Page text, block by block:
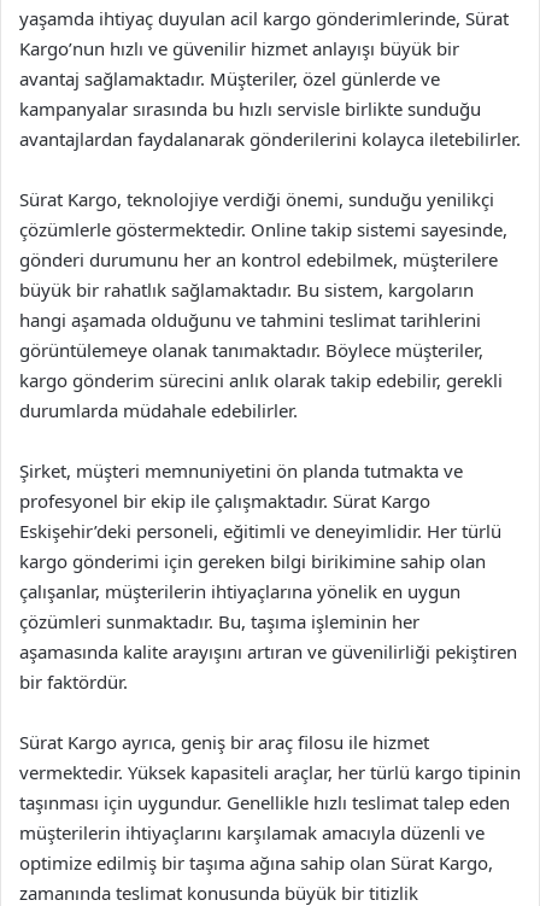
yaşamda ihtiyaç duyulan acil kargo gönderimlerinde, Sürat
Kargo’nun hızlı ve güvenilir hizmet anlayışı büyük bir
avantaj sağlamaktadır. Müşteriler, özel günlerde ve
kampanyalar sırasında bu hızlı servisle birlikte sunduğu
avantajlardan faydalanarak gönderilerini kolayca iletebilirler.
Sürat Kargo, teknolojiye verdiği önemi, sunduğu yenilikçi
çözümlerle göstermektedir. Online takip sistemi sayesinde,
gönderi durumunu her an kontrol edebilmek, müşterilere
büyük bir rahatlık sağlamaktadır. Bu sistem, kargoların
hangi aşamada olduğunu ve tahmini teslimat tarihlerini
görüntülemeye olanak tanımaktadır. Böylece müşteriler,
kargo gönderim sürecini anlık olarak takip edebilir, gerekli
durumlarda müdahale edebilirler.
Şirket, müşteri memnuniyetini ön planda tutmakta ve
profesyonel bir ekip ile çalışmaktadır. Sürat Kargo
Eskişehir’deki personeli, eğitimli ve deneyimlidir. Her türlü
kargo gönderimi için gereken bilgi birikimine sahip olan
çalışanlar, müşterilerin ihtiyaçlarına yönelik en uygun
çözümleri sunmaktadır. Bu, taşıma işleminin her
aşamasında kalite arayışını artıran ve güvenilirliği pekiştiren
bir faktördür.
Sürat Kargo ayrıca, geniş bir araç filosu ile hizmet
vermektedir. Yüksek kapasiteli araçlar, her türlü kargo tipinin
taşınması için uygundur. Genellikle hızlı teslimat talep eden
müşterilerin ihtiyaçlarını karşılamak amacıyla düzenli ve
optimize edilmiş bir taşıma ağına sahip olan Sürat Kargo,
zamanında teslimat konusunda büyük bir titizlik